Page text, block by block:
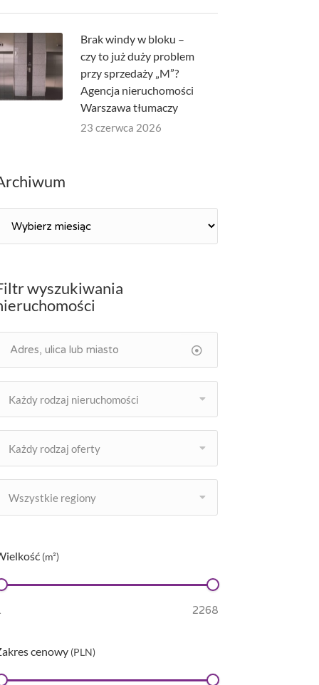
Brak windy w bloku –
czy to już duży problem
przy sprzedaży „M”?
Agencja nieruchomości
Warszawa tłumaczy
23 czerwca 2026
wyszukiwania
Każdy rodzaj nieruchomości
Każdy rodzaj oferty
Wszystkie regiony
(m²)
cenowy (PLN)